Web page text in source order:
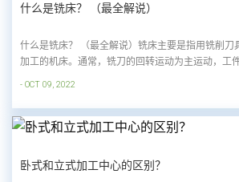
什么是铣床？ （最全解说）
什么是铣床？ （最全解说）铣床主要是指用铣削刀
加工的机床。通常，铣刀的回转运动为主运动，工
于机械制造和修理部门。此外，还可用于...
- OCT 09, 2022
卧式和立式加工中心的区别？